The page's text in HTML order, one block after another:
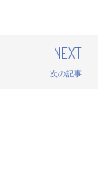
NEXT
次の記事